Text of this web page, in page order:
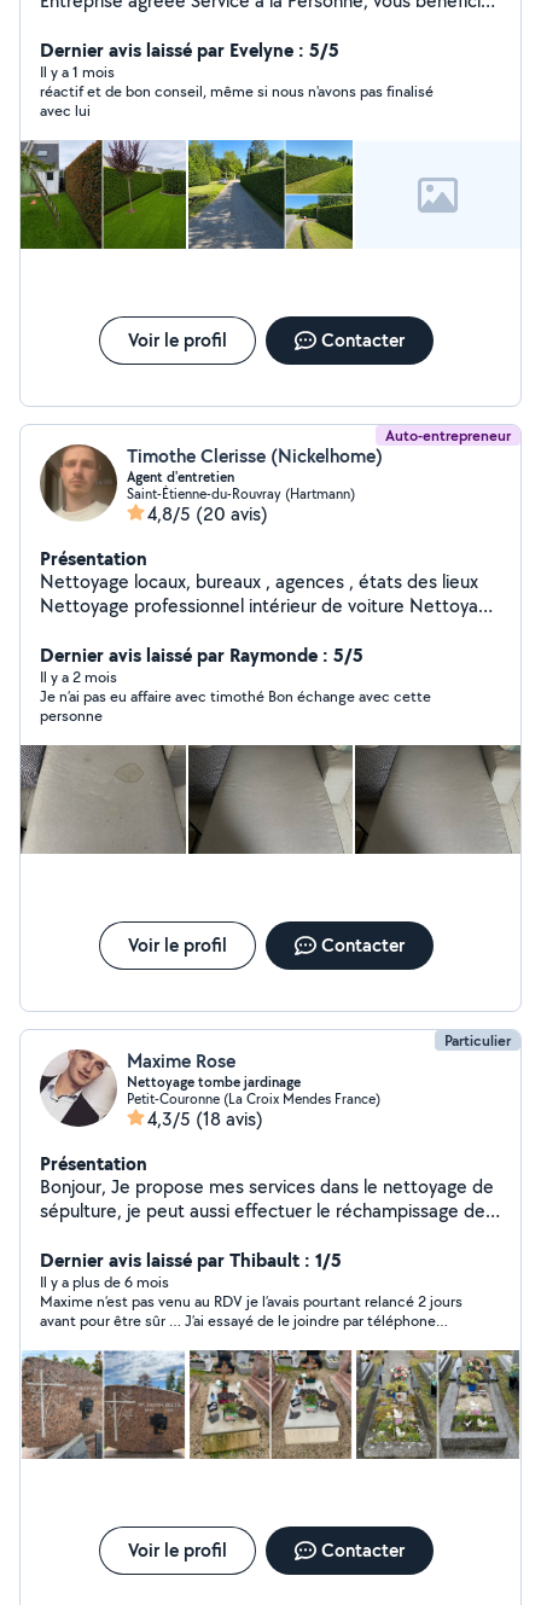
d'entretien. - Taille de haie - Petit élagage -
Débroussaillage - Entretien de jardin - Coupe et
rangement du bois Je réalise aussi divers travaux
intérieurs et extérieurs (bricolage, peinture, sols,
débarras). Devis gratuit Romain Multi-Service : votre
jardin, en mieux sans y passer vos week-ends
Dernier avis laissé par Evelyne : 5/5
Il y a 1 mois
réactif et de bon conseil, même si nous n'avons pas finalisé
avec lui
Voir le profil Contacter
Auto-entrepreneur
Timothe Clerisse (Nickelhome)
Agent d'entretien
Saint-Étienne-du-Rouvray (Hartmann)
4,8/5 (20 avis)
Présentation
Nettoyage locaux, bureaux , agences , états des lieux
Nettoyage professionnel intérieur de voiture Nettoyage
terrasses , allées , volets.
Dernier avis laissé par Raymonde : 5/5
Il y a 2 mois
Je n’ai pas eu affaire avec timothé Bon échange avec cette
personne
Voir le profil Contacter
Particulier
Maxime Rose
Nettoyage tombe jardinage
Petit-Couronne (La Croix Mendes France)
4,3/5 (18 avis)
Présentation
Bonjour, Je propose mes services dans le nettoyage de
sépulture, je peut aussi effectuer le réchampissage des
Taillage des Haies - Nettoyage terrasse
Dernier avis laissé par Thibault : 1/5
Il y a plus de 6 mois
Maxime n’est pas venu au RDV je l’avais pourtant relancé 2 jours
avant pour être sûr … J’ai essayé de le joindre par téléphone
Voir le profil Contacter